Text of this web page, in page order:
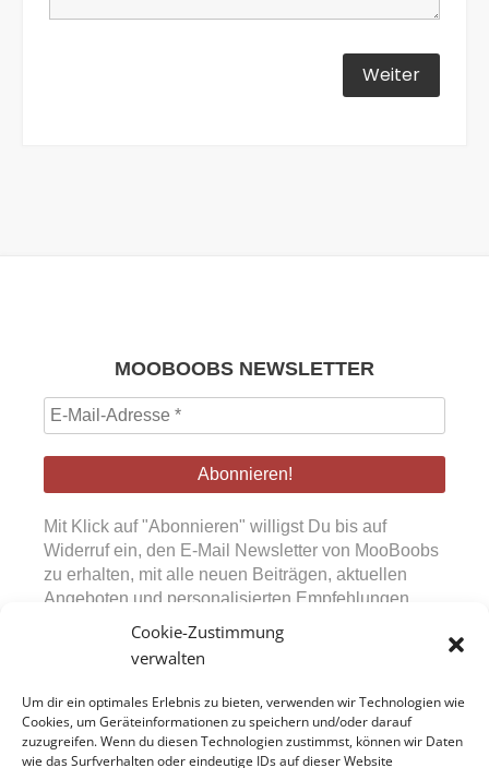
Cookie-Zustimmung
verwalten
Um dir ein optimales Erlebnis zu bieten, verwenden wir Technologien wie
Cookies, um Geräteinformationen zu speichern und/oder darauf
zuzugreifen. Wenn du diesen Technologien zustimmst, können wir Daten
wie das Surfverhalten oder eindeutige IDs auf dieser Website
MOOBOOBS NEWSLETTER
E-
Mail-
Adresse
Mit Klick auf "Abonnieren" willigst Du bis auf
Widerruf ein, den E-Mail Newsletter von MooBoobs
zu erhalten, mit alle neuen Beiträgen, aktuellen
Angeboten und personalisierten Empfehlungen.
Diese Einwilligung kann jederzeit über den in den
Mails bereitgestellten Abmeldelink widerrufen
werden. Durch Absenden des Formulars bestätigst
Du, unsere Datenschutzerklärung sowie die
Nutzungsbedingungen zur Kenntnis genommen zu
haben.